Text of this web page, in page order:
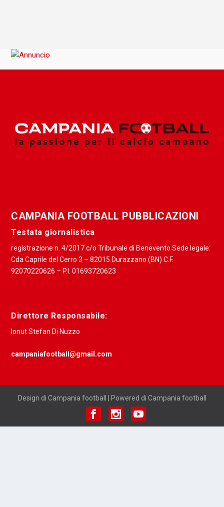
CAMPANIA FOOTBALL PUBBLICAZIONI
Testata giornalistica
registrazione n. 4/2017 c/o Tribunale di Benevento Sede legale:
Cda Caprile del Cerro 3 – 82015 Durazzano (BN) C.F.
92070220626 – P.I. 01693720623
Direttore Responsabile:
Ionut Stefan Di Nuzzo
campaniafootball@gmail.com
Design di Campania football | Powered di Campania football